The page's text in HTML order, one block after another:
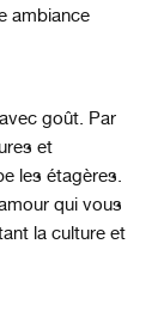
ambiance
goût. Par
et
les étagères.
qui vous
la culture et